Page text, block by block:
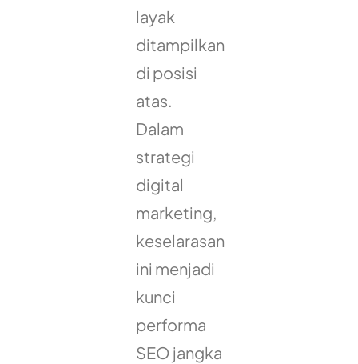
layak
ditampilkan
di posisi
atas.
Dalam
strategi
digital
marketing,
keselarasan
ini menjadi
kunci
performa
SEO jangka